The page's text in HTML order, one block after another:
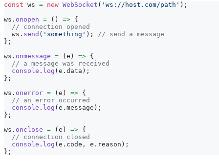
const ws = new WebSocket ( 'ws://host.com/path' ) ;
ws . onopen = ( ) => {
// connection opened
  ws
. send ( 'something' ) ;
// send a message
} ;
ws . onmessage = (e ) => {
// a message was received
console . log (e . data ) ;
} ;
ws . onerror = (e ) => {
// an error occurred
console . log (e . message ) ;
} ;
ws . onclose = (e ) => {
// connection closed
console . log (e . code , e . reason ) ;
} ;